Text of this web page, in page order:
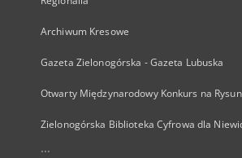
Archiwum Kresowe
Gazeta Zielonogórska - Gazeta Lubuska
Otwarty Międzynarodowy Konkurs na
Zielonogórska Biblioteka Cyfrowa dla
...